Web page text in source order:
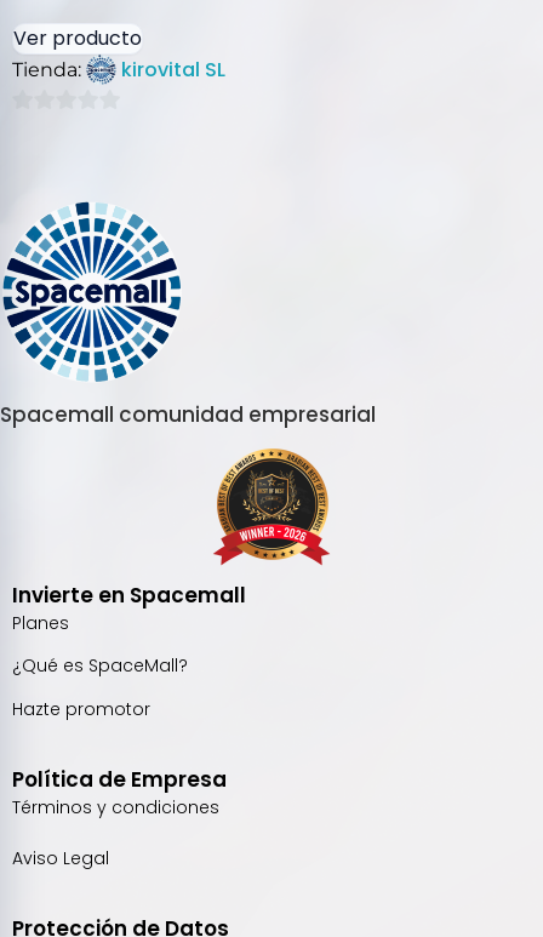
Ver producto
Tienda: kirovital SL
Spacemall comunidad empresarial
Invierte en Spacemall
Planes
¿Qué es SpaceMall?
Hazte promotor
Política de Empresa
Términos y condiciones
Aviso Legal
Protección de Datos